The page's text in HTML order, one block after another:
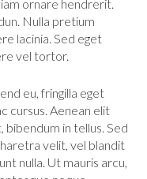
ornare hendrerit.
Nulla pretium
lacinia. Sed eget
vel tortor.
eu, fringilla eget
cursus. Aenean elit
in tellus. Sed
velit, vel blandit
nulla. Ut mauris arcu,